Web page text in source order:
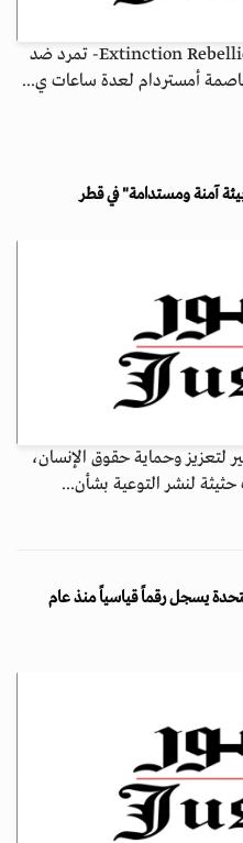
أغلق نشطاء البيئة من مجموعة (Extinction Rebellion- تمرد ضد
أمستردام لعدة ساعات ي...
لتعزيز وحماية حقوق الإنسان،
يسجل رقماً قياسياً منذ عام